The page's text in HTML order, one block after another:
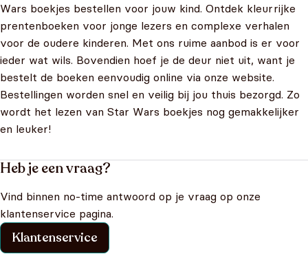
Wars boekjes bestellen voor jouw kind. Ontdek kleurrijke
prentenboeken voor jonge lezers en complexe verhalen
voor de oudere kinderen. Met ons ruime aanbod is er voor
ieder wat wils. Bovendien hoef je de deur niet uit, want je
bestelt de boeken eenvoudig online via onze website.
Bestellingen worden snel en veilig bij jou thuis bezorgd. Zo
wordt het lezen van Star Wars boekjes nog gemakkelijker
en leuker!
Heb je een vraag?
Vind binnen no-time antwoord op je vraag op onze
klantenservice pagina.
Klantenservice